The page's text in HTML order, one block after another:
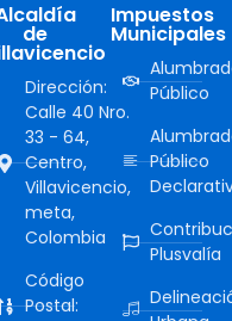
de
Dirección:
Calle 40 Nro.
33 - 64,
Centro,
Villavicencio,
meta,
Colombia
Código
Postal:
Impuestos
Municipales
Público
Público
Plusvalía